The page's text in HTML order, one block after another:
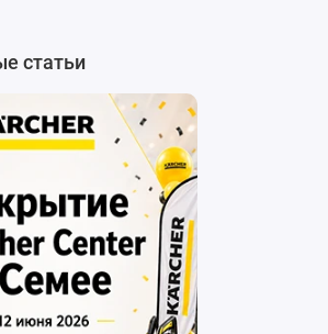
ПРИЕМУЩЕСТВА
статьи